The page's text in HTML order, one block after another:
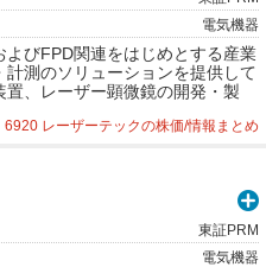
電気機器
びFPD関連をはじめとする産業
測のソリューションを提供して
、レーザー顕微鏡の開発・製
6920 レーザーテックの株価/情報まとめ
東証PRM
電気機器